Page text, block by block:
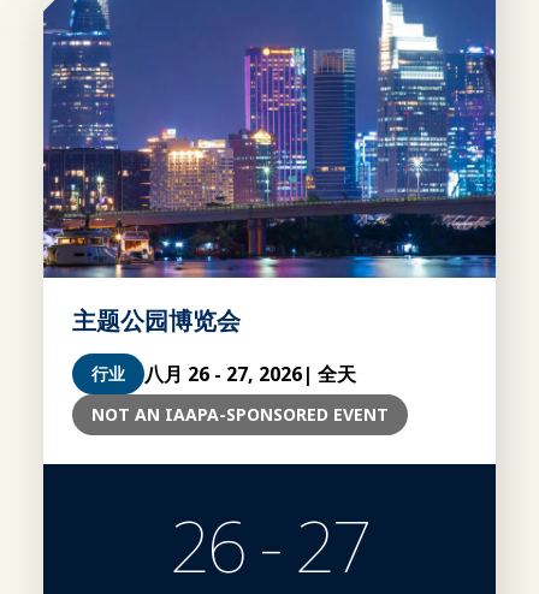
主题公园博览会
行业 八月 26 - 27, 2026| 全天
NOT AN IAAPA-SPONSORED EVENT
26 - 27